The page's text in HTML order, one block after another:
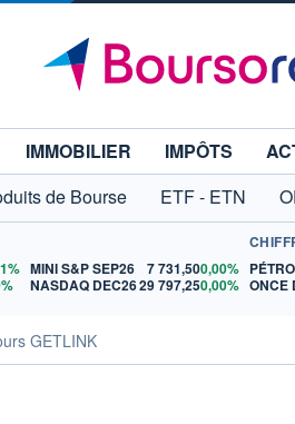
IMMOBILIER IMPÔTS
de Bourse ETF - ETN
MINI S&P SEP26 7 731,500,00%
NASDAQ DEC2629 797,250,00% ONCE
GETLINK